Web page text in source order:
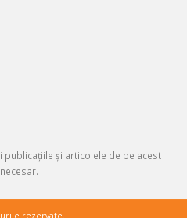
și articolele de pe acest
rezervate.